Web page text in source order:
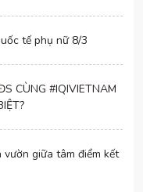
tế phụ nữ 8/3
CÙNG #IQIVIETNAM
giữa tâm điểm kết